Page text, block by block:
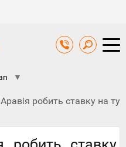
▼
робить ставку на